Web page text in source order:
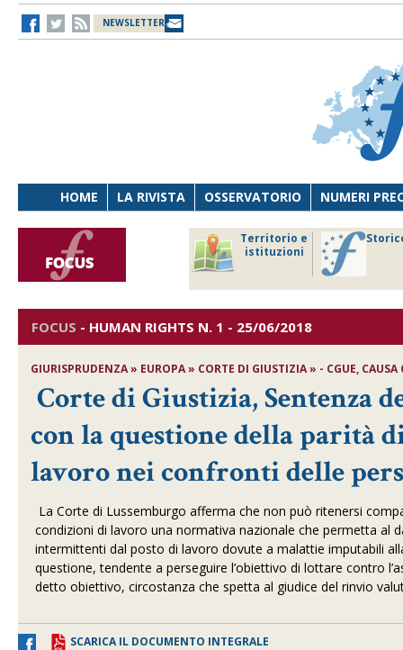
NEWSLETTER
HOME LA RIVISTA OSSERVATORIO NUMERI
Territorio e
istituzioni
FOCUS - HUMAN RIGHTS N. 1 - 25/06/2018
GIURISPRUDENZA » EUROPA » CORTE DI GIUSTIZIA » - CGUE,
Corte di Giustizia, Sentenza
con la questione della parità
lavoro nei confronti delle
La Corte di Lussemburgo afferma che non può ritenersi
condizioni di lavoro una normativa nazionale che permetta al
intermittenti dal posto di lavoro dovute a malattie imputabili
questione, tendente a perseguire l’obiettivo di lottare contro
detto obiettivo, circostanza che spetta al giudice del rinvio
SCARICA IL DOCUMENTO INTEGRALE